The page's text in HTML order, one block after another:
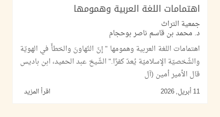
اهتمامات اللغة العربية وهمومها
جمعية التراث
د. محمد بن قاسم ناصر بوحجام
اهتمامات اللغة العربية وهمومها " إنّ التّهاونَ والخطأَ في الهويّة
والشّخصيّة الإسلاميّة يُعدّ كفرًا." الشّيخ عبد الحميد، ابن باديس
قال الأمير أمين (آل
11 أبريل, 2026 اقرأ المزيد